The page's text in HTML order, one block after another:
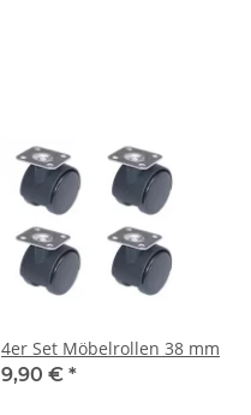
4er Set Möbelrollen 38 mm
9,90 € *